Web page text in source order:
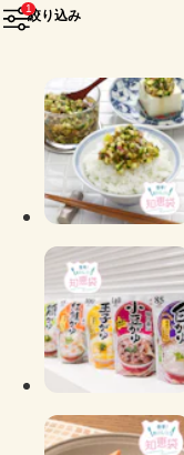
トーク
よくある
お買い物
AJINOMOTO
1絞り込み